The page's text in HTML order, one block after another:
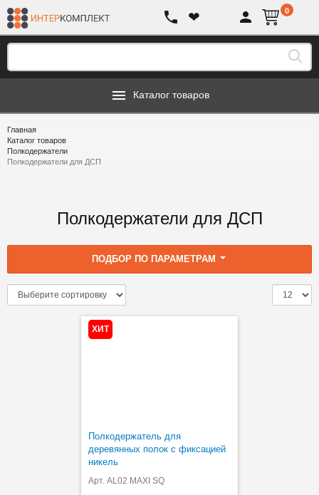
❤ 0
Каталог товаров
Главная
Каталог товаров
Полкодержатели
Полкодержатели для ДСП
Полкодержатели для ДСП
ПОДБОР ПО ПАРАМЕТРАМ
ХИТ
Полкодержатель для
деревянных полок с фиксацией
никель
Арт. AL02 MAXI SQ